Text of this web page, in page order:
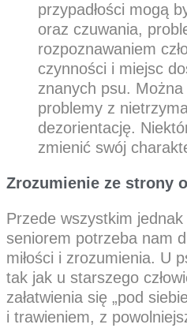
przypadłości mogą
oraz czuwania,
rozpoznawaniem
czynności i miejsc
znanych psu.
problemy z
dezorientację.
zmienić swój
Zrozumienie ze strony
Przede wszystkim
seniorem potrzeba nam
miłości i zrozumienia. U
tak jak u starszego
załatwienia się „pod
i trawieniem, z